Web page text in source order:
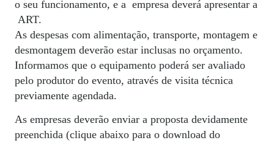
o seu funcionamento, e a empresa deverá apresentar a
ART.
As despesas com alimentação, transporte, montagem e
desmontagem deverão estar inclusas no orçamento.
Informamos que o equipamento poderá ser avaliado
pelo produtor do evento, através de visita técnica
previamente agendada.
As empresas deverão enviar a proposta devidamente
preenchida (clique abaixo para o download do